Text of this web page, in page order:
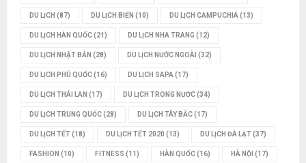
DU LỊCH (87) DU LỊCH BIỂN (10) DU LỊCH CAMPUCHIA (13)
DU LỊCH HÀN QUỐC(21) DU LỊCH NHA TRANG (12)
DU LỊCH NHẬT BẢN (28) DU LỊCH NƯỚC NGOÀI (32)
DU LỊCH PHÚ QUỐC(16) DU LỊCH SAPA (17)
DU LỊCH THÁI LAN (17) DU LỊCH TRONG NƯỚC(34)
DU LỊCH TRUNG QUỐC(28) DU LỊCH TÂY BẮC(17)
DU LỊCH TẾT(18) DU LỊCH TẾT 2020 (13) DU LỊCH ĐÀ LẠT(37)
FASHION (10) FITNESS (11) HÀN QUỐC(16) HÀ NỘI (17)